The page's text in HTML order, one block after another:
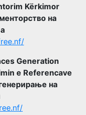
Kërkimor
на
Generation
e Referencave
на